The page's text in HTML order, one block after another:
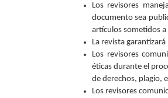
Los revisores
documento sea
artículos sometidos a
La revista
Los revisores
éticas durante el
de derechos, plagio,
Los revisores